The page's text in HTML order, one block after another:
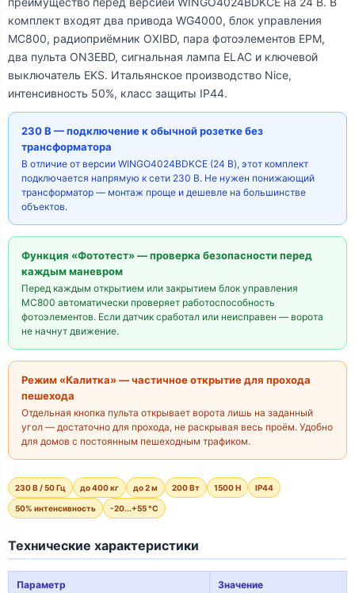
комплект входят два привода WG4000, блок управления
MC800, радиоприёмник OXIBD, пара фотоэлементов EPM,
два пульта ON3EBD, сигнальная лампа ELAC и ключевой
выключатель EKS. Итальянское производство Nice,
интенсивность 50%, класс защиты IP44.
230 В — подключение к обычной розетке без
трансформатора
В отличие от версии WINGO4024BDKCE (24 В), этот комплект
подключается напрямую к сети 230 В. Не нужен понижающий
трансформатор — монтаж проще и дешевле на большинстве
объектов.
Функция «Фототест» — проверка безопасности перед
каждым маневром
Перед каждым открытием или закрытием блок управления
MC800 автоматически проверяет работоспособность
фотоэлементов. Если датчик сработал или неисправен — ворота
не начнут движение.
Режим «Калитка» — частичное открытие для прохода
пешехода
Отдельная кнопка пульта открывает ворота лишь на заданный
угол — достаточно для прохода, не раскрывая весь проём. Удобно
для домов с постоянным пешеходным трафиком.
230 В / 50 Гц до 400 кг до 2 м 200 Вт 1500 Н IP44
50% интенсивность -20...+55 °C
Технические характеристики
Параметр Значение